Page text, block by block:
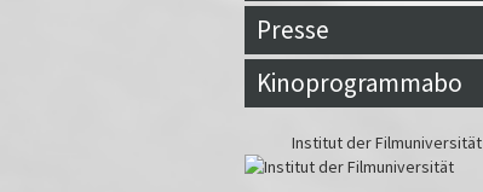
Presse
Kinoprogrammabo
Institut der Filmuniversität